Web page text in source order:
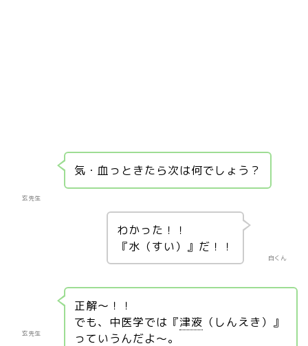
玄先生
気・血っときたら次は何でしょう？
白くん
わかった！！
『水（すい）』だ！！
玄先生
正解～！！
でも、中医学では『津液 （しんえき）』
っていうんだよ～。